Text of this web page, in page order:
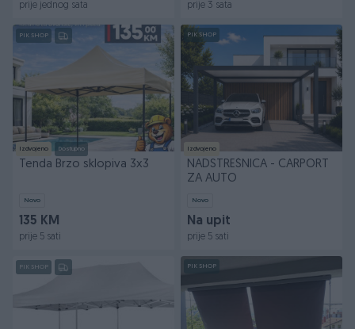
prije jednog sata prije 3 sata
PIK SHOP
Izdvojeno Dostupno
Tenda Brzo sklopiva 3x3
Novo
135 KM
prije 5 sati
PIK SHOP
Izdvojeno
NADSTREŠNICA - CARPORT
ZA AUTO
Novo
Na upit
prije 5 sati
PIK SHOP PIK SHOP